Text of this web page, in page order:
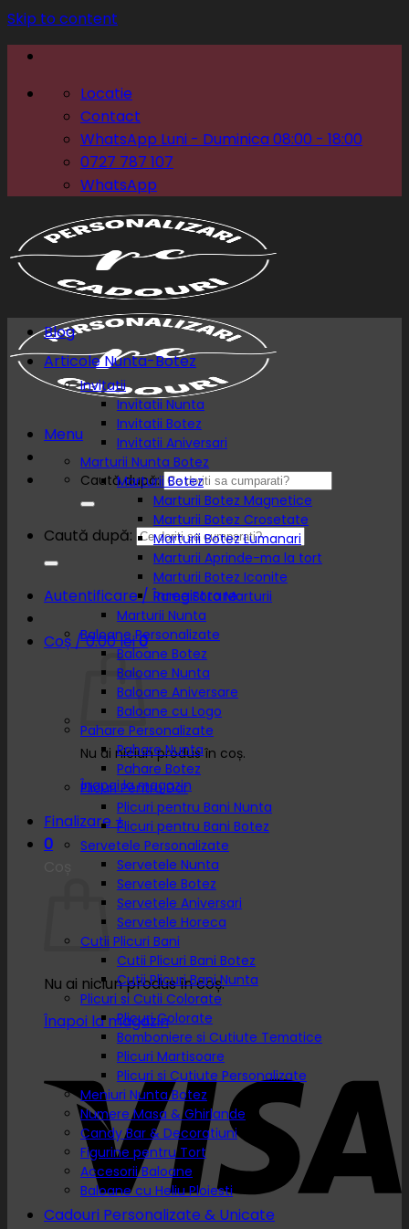
Skip to content
Locatie
Contact
WhatsApp Luni - Duminica 08:00 - 18:00
0727 787 107
WhatsApp
Menu
Caută după:
Caută după:
Autentificare / Înregistrare
Coș /0.00lei0
Nu ai niciun produs în coș.
Înapoi la magazin
Finalizare +
0
Nu ai niciun produs în coș.
Înapoi la magazin
Blog
Articole Nunta-Botez
Invitatii
Invitatii Nunta
Invitatii Botez
Invitatii Aniversari
Marturii Nunta Botez
Marturii Botez
Marturii Botez Magnetice
Marturii Botez Crosetate
Marturii Botez Lumanari
Marturii Aprinde-ma la tort
Marturii Botez Iconite
Rame Foto Marturii
Marturii Nunta
Baloane Personalizate
Baloane Botez
Baloane Nunta
Baloane Aniversare
Baloane cu Logo
Pahare Personalizate
Pahare Nunta
Pahare Botez
Plicuri Pentru Dar
Plicuri pentru Bani Nunta
Plicuri pentru Bani Botez
Servetele Personalizate
Servetele Nunta
Servetele Botez
Servetele Aniversari
Servetele Horeca
Cutii Plicuri Bani
Cutii Plicuri Bani Botez
Cutii Plicuri Bani Nunta
Plicuri si Cutii Colorate
Plicuri Colorate
Bomboniere si Cutiute Tematice
Plicuri Martisoare
Plicuri si Cutiute Personalizate
Meniuri Nunta Botez
Numere Masa & Ghirlande
Candy Bar & Decoratiuni
Figurine pentru Tort
Accesorii Baloane
Baloane cu Heliu Ploiesti
Cadouri Personalizate & Unicate